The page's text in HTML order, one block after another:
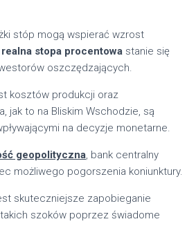
stóp mogą wspierać wzrost
realna stopa procentowa stanie się
oszczędzających.
kosztów produkcji oraz
jak to na Bliskim Wschodzie, są
na decyzje monetarne.
geopolityczna, bank centralny
możliwego pogorszenia koniunktury.
skuteczniejsze zapobieganie
szoków poprzez świadome